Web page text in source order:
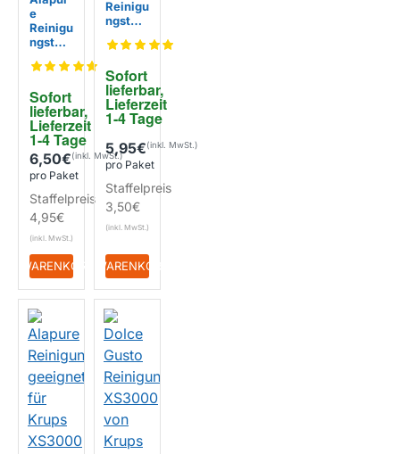
EIGENMARKE
Sofort
lieferbar,
Lieferzeit
1-4 Tage
e
Reinigu
ngstabl
geeign
Dolce
Gusto
XS300
0
6,50€
pro Paket
Staffelpreis
4,95€
+ WARENKORB
EIGENMARKE
Sofort
lieferbar,
Lieferzeit
1-4 Tage
Reinigu
ngstabl
geeign
Krups
F055
5,95€
pro Paket
Staffelpreis
3,50€
+ WARENKORB